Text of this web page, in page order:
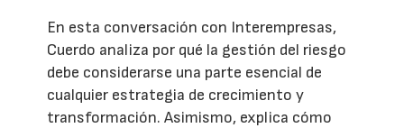
En esta conversación con Interempresas,
Cuerdo analiza por qué la gestión del riesgo
debe considerarse una parte esencial de
cualquier estrategia de crecimiento y
transformación. Asimismo, explica cómo